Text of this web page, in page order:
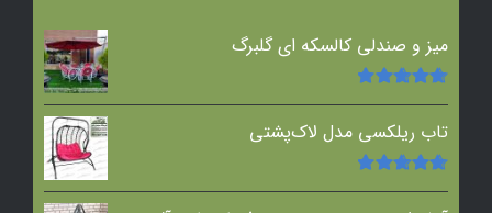
میز و صندلی کالسکه ای گلبرگ
امتیاز5.00از
تاب ریلکسی مدل لاک‌پشتی
امتیاز5.00از
5